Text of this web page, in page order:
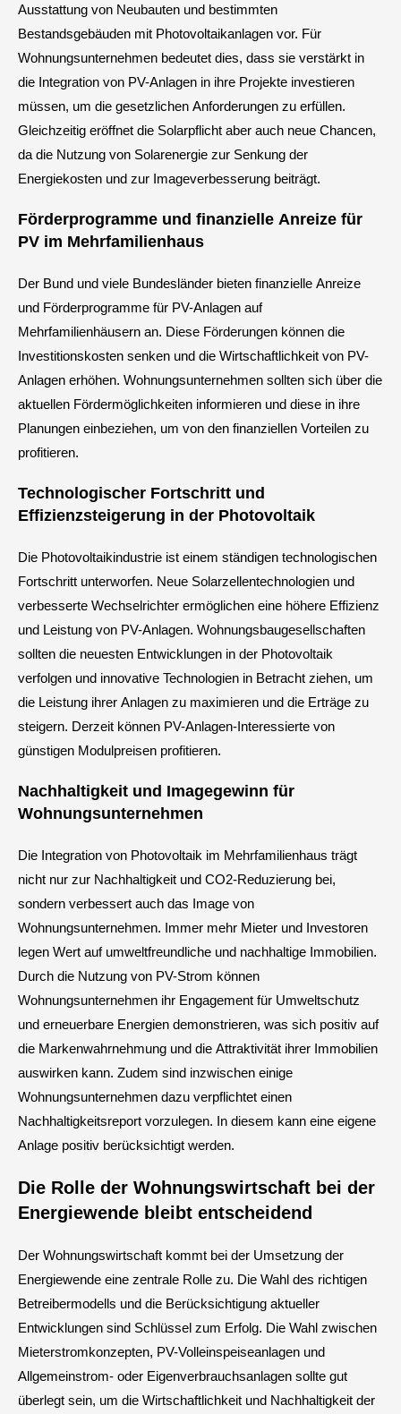
Ausstattung von Neubauten und bestimmten
Bestandsgebäuden mit Photovoltaikanlagen vor. Für
Wohnungsunternehmen bedeutet dies, dass sie verstärkt in
die Integration von PV-Anlagen in ihre Projekte investieren
müssen, um die gesetzlichen Anforderungen zu erfüllen.
Gleichzeitig eröffnet die Solarpflicht aber auch neue Chancen,
da die Nutzung von Solarenergie zur Senkung der
Energiekosten und zur Imageverbesserung beiträgt.
Förderprogramme und finanzielle Anreize für
PV im Mehrfamilienhaus
Der Bund und viele Bundesländer bieten finanzielle Anreize
und Förderprogramme für PV-Anlagen auf
Mehrfamilienhäusern an. Diese Förderungen können die
Investitionskosten senken und die Wirtschaftlichkeit von PV-
Anlagen erhöhen. Wohnungsunternehmen sollten sich über die
aktuellen Fördermöglichkeiten informieren und diese in ihre
Planungen einbeziehen, um von den finanziellen Vorteilen zu
profitieren.
Technologischer Fortschritt und
Effizienzsteigerung in der Photovoltaik
Die Photovoltaikindustrie ist einem ständigen technologischen
Fortschritt unterworfen. Neue Solarzellentechnologien und
verbesserte Wechselrichter ermöglichen eine höhere Effizienz
und Leistung von PV-Anlagen. Wohnungsbaugesellschaften
sollten die neuesten Entwicklungen in der Photovoltaik
verfolgen und innovative Technologien in Betracht ziehen, um
die Leistung ihrer Anlagen zu maximieren und die Erträge zu
steigern. Derzeit können PV-Anlagen-Interessierte von
günstigen Modulpreisen profitieren.
Nachhaltigkeit und Imagegewinn für
Wohnungsunternehmen
Die Integration von Photovoltaik im Mehrfamilienhaus trägt
nicht nur zur Nachhaltigkeit und CO2-Reduzierung bei,
sondern verbessert auch das Image von
Wohnungsunternehmen. Immer mehr Mieter und Investoren
legen Wert auf umweltfreundliche und nachhaltige Immobilien.
Durch die Nutzung von PV-Strom können
Wohnungsunternehmen ihr Engagement für Umweltschutz
und erneuerbare Energien demonstrieren, was sich positiv auf
die Markenwahrnehmung und die Attraktivität ihrer Immobilien
auswirken kann. Zudem sind inzwischen einige
Wohnungsunternehmen dazu verpflichtet einen
Nachhaltigkeitsreport vorzulegen. In diesem kann eine eigene
Anlage positiv berücksichtigt werden.
Die Rolle der Wohnungswirtschaft bei der
Energiewende bleibt entscheidend
Der Wohnungswirtschaft kommt bei der Umsetzung der
Energiewende eine zentrale Rolle zu. Die Wahl des richtigen
Betreibermodells und die Berücksichtigung aktueller
Entwicklungen sind Schlüssel zum Erfolg. Die Wahl zwischen
Mieterstromkonzepten, PV-Volleinspeiseanlagen und
Allgemeinstrom- oder Eigenverbrauchsanlagen sollte gut
überlegt sein, um die Wirtschaftlichkeit und Nachhaltigkeit der